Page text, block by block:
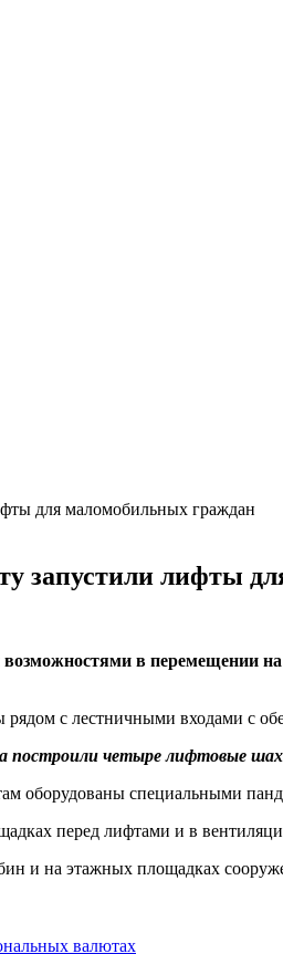
запустили лифты
в перемещении
с лестничными входами с
построили четыре лифтовые
оборудованы специальными
перед лифтами и в
и на этажных площадках